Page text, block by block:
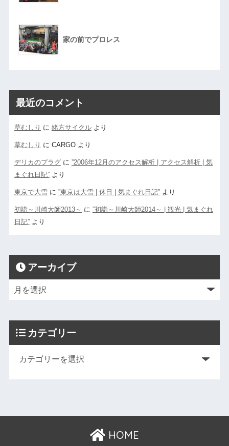
家の前でプロレス
最近のコメント
草むしり に 緒方サイクルより
草むしり に CARGOより
デリカのプラグに ”2006年12月のアクセス解析 | アクセス解析 | 気
まぐれ日記”より
東京で大雪に ”東京は大雪 | 休日 | 気まぐれ日記”より
初詣～川崎大師2013～ に ”初詣～川崎大師2014～ | 観光 | 気まぐれ
日記”より
アーカイブ
カテゴリー
HOME